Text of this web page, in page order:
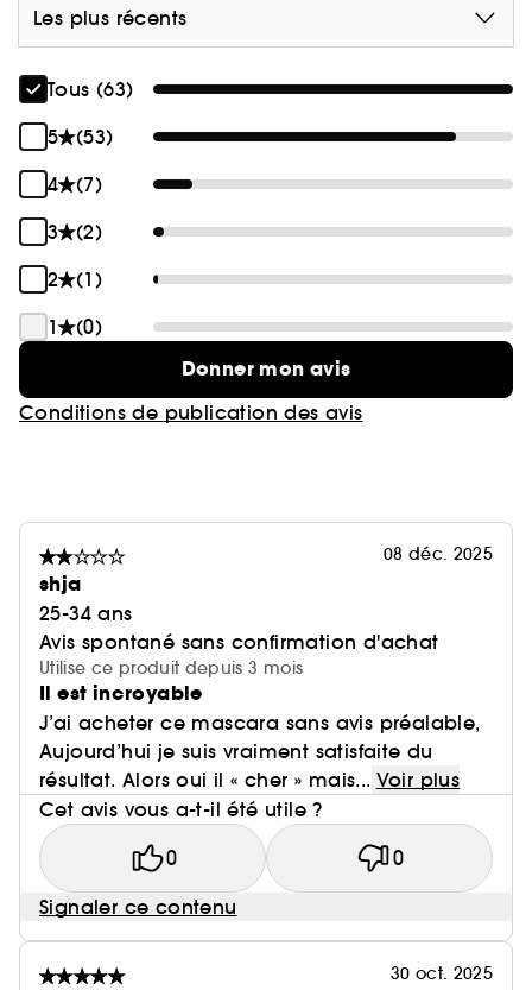
Les plus récents
Tous (63)
5
(53)
4
(7)
3
(2)
2
(1)
1
(0)
Donner mon avis
Conditions de publication des avis
08 déc. 2025
shja
25-34 ans
Avis spontané sans confirmation d'achat
Utilise ce produit depuis 3 mois
Il est incroyable
J’ai acheter ce mascara sans avis préalable,
Aujourd’hui je suis vraiment satisfaite du
résultat. Alors oui il « cher » mais... Voir plus
Cet avis vous a-t-il été utile ?
0 0
Signaler ce contenu
30 oct. 2025